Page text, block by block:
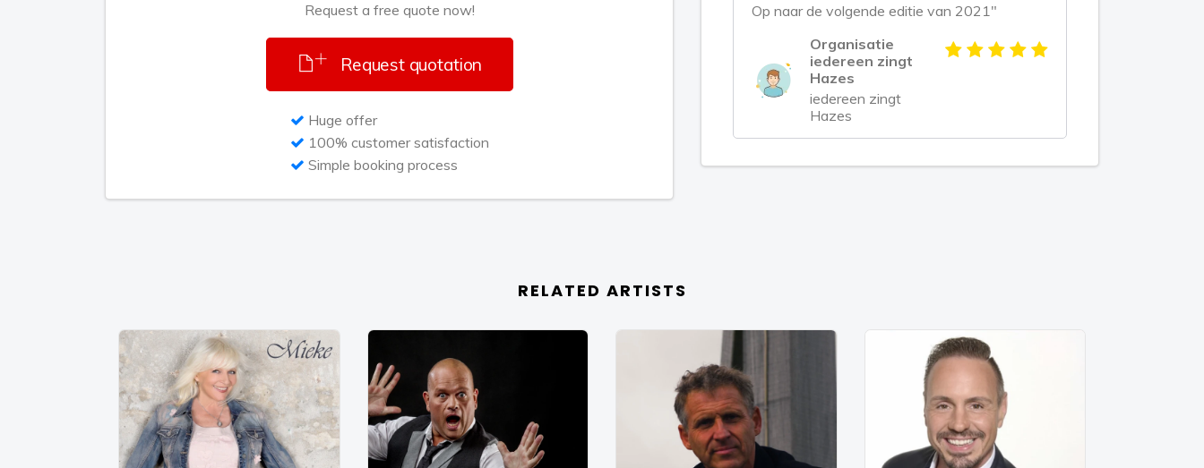
Silvia Swart heeft orgel en gitaarlessen gehad en is heel ritme gevoelig, wat
ook goed te zien is bij haar shows/optredens. Ze word dan ook wel
over de toonbank gingen. Inmiddels zijn er al 10 Vinyl singles van Silvia op de
top 100 notering, diverse TV-Radio interviews o.a. bij 3fm (Giel Beelen) en Paul
de Leeuw. De Nieuwe Revu schreef een leuke recensie ‘Song van de week’
waarin stond dat de originele melodie van Amy Mc Donalds – This is the life
afkomstig is en dat Silvia meer life in haar liedje had dan dat Amy ooit kon
bezingen.
Request a free quote now!
Request quotation
Huge offer
100% customer satisfaction
Simple booking process
Op naar de volgende editie van 2021"
Organisatie
iedereen zingt
Hazes
iedereen zingt
Hazes
RELATED ARTISTS